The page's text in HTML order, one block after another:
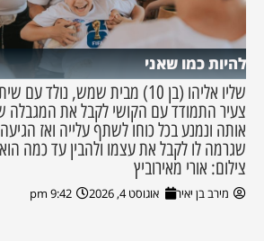
להיות כמו שאני
שליו אליהו (בן 10) מבית שמש,
צעיר התמודד עם הקושי לקבל את המגבלה
אותה ונמנע בכל כוחו לשתף עלייה ואז
שגרמה לו לקבל את עצמו ולהבין עד כמה
צילום: אורי מאירוביץ
מירב בן יאיר אוגוסט 4, 2026 9:42 pm